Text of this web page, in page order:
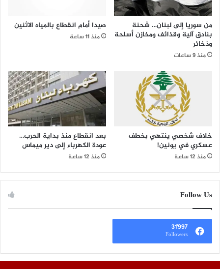
من سوريا إلى لبنان… شحنة
بنادق آلية وقذائف ومخازن أسلحة
وذخائر
منذ 9 ساعات
صيدا أمام انقطاع بالمياه الاثنين
منذ 11 ساعة
خلاف شخصي ينتهي بخطف
عسكري في يونين!
منذ 12 ساعة
بعد انقطاع منذ بداية الحرب…
عودة الكهرباء إلى دير ميماس
منذ 12 ساعة
Follow Us
31٬997
Followers